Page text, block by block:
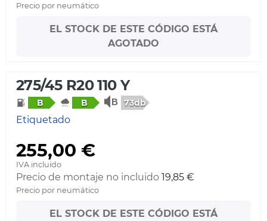
Precio por neumático
EL STOCK DE ESTE CÓDIGO ESTÁ
AGOTADO
275/45 R20 110 Y
B B 73db
Etiquetado
255,00 €
IVA incluido
Precio de montaje no incluido 19,85 €
Precio por neumático
EL STOCK DE ESTE CÓDIGO ESTÁ